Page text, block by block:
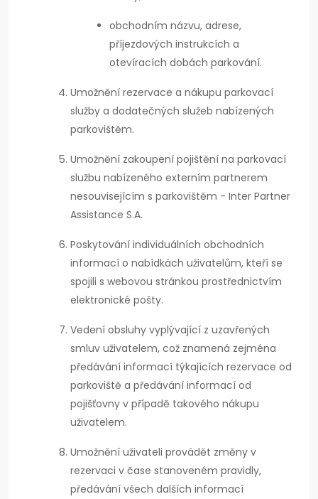
obchodním názvu, adrese,
příjezdových instrukcích a
otevíracích dobách parkování.
Umožnění rezervace a nákupu parkovací
služby a dodatečných služeb nabízených
parkovištěm.
Umožnění zakoupení pojištění na parkovací
službu nabízeného externím partnerem
nesouvisejícím s parkovištěm - Inter Partner
Assistance S.A.
Poskytování individuálních obchodních
informací o nabídkách uživatelům, kteří se
spojili s webovou stránkou prostřednictvím
elektronické pošty.
Vedení obsluhy vyplývající z uzavřených
smluv uživatelem, což znamená zejména
předávání informací týkajících rezervace od
parkoviště a předávání informací od
pojišťovny v případě takového nákupu
uživatelem.
Umožnění uživateli provádět změny v
rezervaci v čase stanoveném pravidly,
předávání všech dalších informací